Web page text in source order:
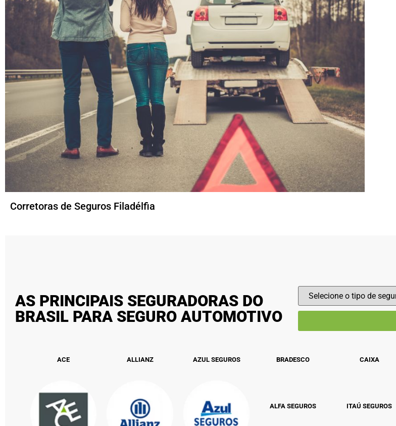
Corretoras de Seguros Filadélfia
AS PRINCIPAIS SEGURADORAS DO
BRASIL PARA SEGURO AUTOMOTIVO
ACE ALLIANZ AZUL SEGUROS BRADESCO
ALFA SEGUROS
CAIXA
ITAÚ SEGUROS